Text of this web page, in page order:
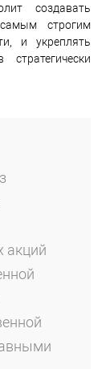
создавать
строгим
и укреплять
акций